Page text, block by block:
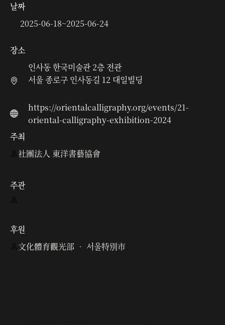
날짜
2025-06-18~2025-06-24
장소
인사동 한국미술관 2층 전관
서울 종로구 인사동길 12 대일빌딩
https://orientalcalligraphy.org/events/21-
oriental-calligraphy-exhibition-2024
주최
社團法人 東洋書藝協會
주관
후원
文化體育觀光部 • 서울特別市